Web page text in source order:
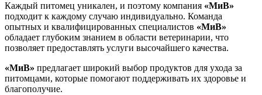
Каждый питомец уникален, и поэтому компания «МиВ»
подходит к каждому случаю индивидуально. Команда
опытных и квалифицированных специалистов «МиВ»
обладает глубоким знанием в области ветеринарии, что
позволяет предоставлять услуги высочайшего качества.
«МиВ» предлагает широкий выбор продуктов для ухода за
питомцами, которые помогают поддерживать их здоровье и
благополучие.